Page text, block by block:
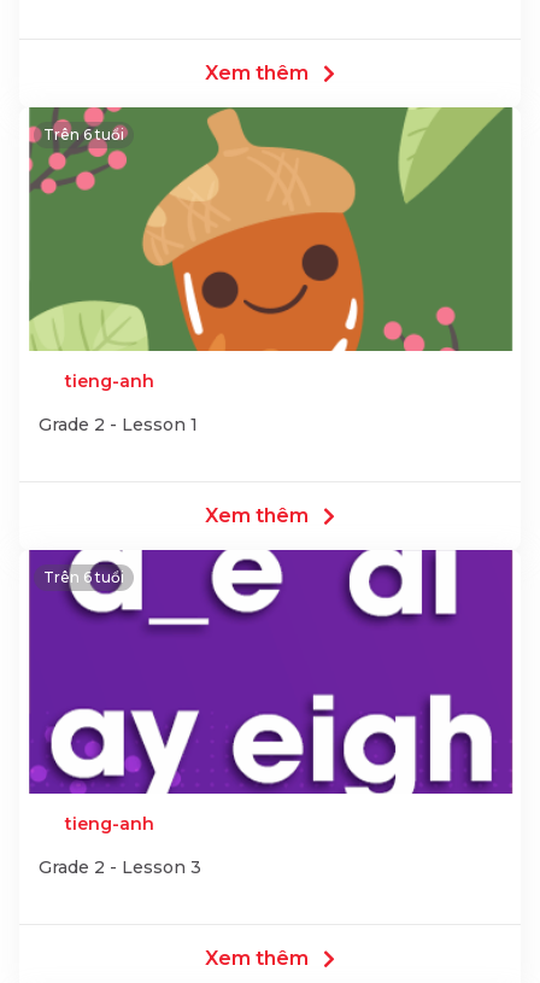
Xem thêm
Trên 6 tuổi
tieng-anh
Grade 2 - Lesson 1
Xem thêm
Trên 6 tuổi
tieng-anh
Grade 2 - Lesson 3
Xem thêm